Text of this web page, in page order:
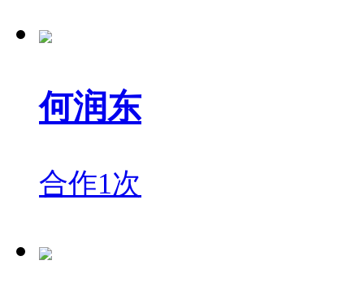
何润东
合作1次